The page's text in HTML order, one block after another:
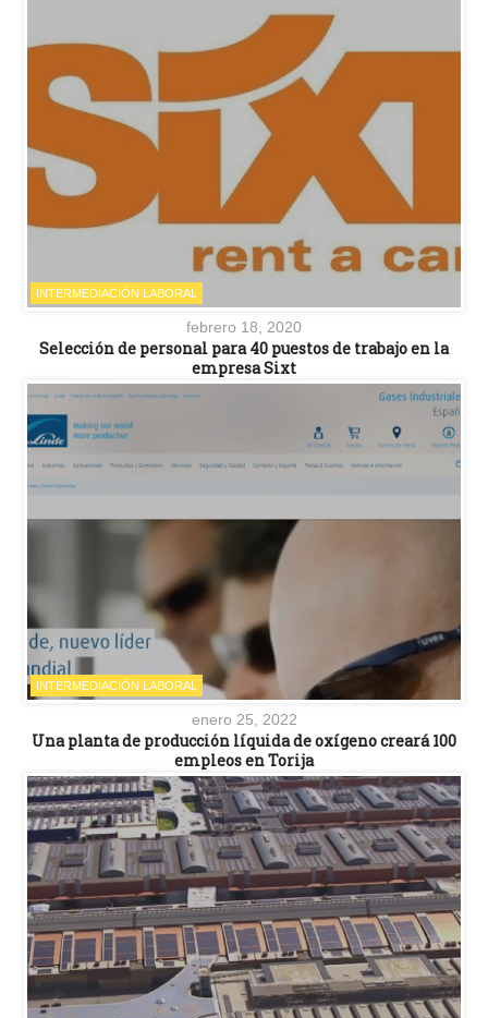
INTERMEDIACIÓN LABORAL
febrero 18, 2020
Selección de personal para 40 puestos de trabajo en la
empresa Sixt
INTERMEDIACIÓN LABORAL
enero 25, 2022
Una planta de producción líquida de oxígeno creará 100
empleos en Torija